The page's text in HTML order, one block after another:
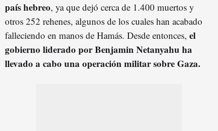
país hebreo, ya que dejó cerca de 1.400 muertos y
otros 252 rehenes, algunos de los cuales han acabado
falleciendo en manos de Hamás. Desde entonces, el
gobierno liderado por Benjamin Netanyahu ha
llevado a cabo una operación militar sobre Gaza.